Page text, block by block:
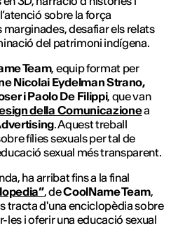
sobre la força
desafiar els relats
del patrimoni indígena.
Team, equip format per
Nicolai Eydelman Strano,
i Paolo De Filippi, que van
della Comunicazionea
. Aquest treball
fílies sexuals per tal de
sexual més transparent.
ha arribat fins a la final
, deCoolName Team,
tracta d'una enciclopèdia sobre
les i oferir una educació sexual